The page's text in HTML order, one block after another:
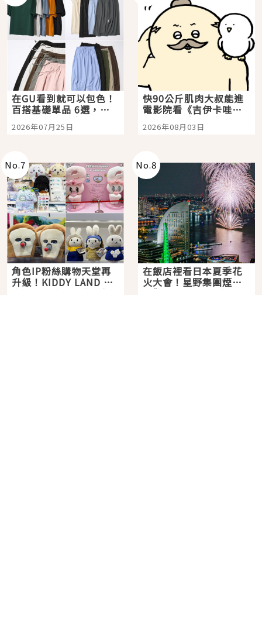
在GU看到就可以包色！
百搭基礎單品 6選，閉
眼全收也不心疼
2026年07月25日
快90公斤肌肉大叔能進
電影院看《吉伊卡哇》
嗎？日本重金屬樂團
「打首」會長與nagano
2026年08月03日
No.7
角色IP粉絲購物天堂再
升級！KIDDY LAND 原
宿店吉伊卡哇迎客，新
No.8
在飯店裡看日本夏季花
火大會！星野集團煙火
景觀飯店6選，讓你不用